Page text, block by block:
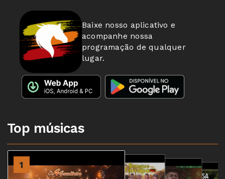
Baixe nosso aplicativo e
acompanhe nossa
programação de qualquer
lugar.
Top músicas
1 3
4